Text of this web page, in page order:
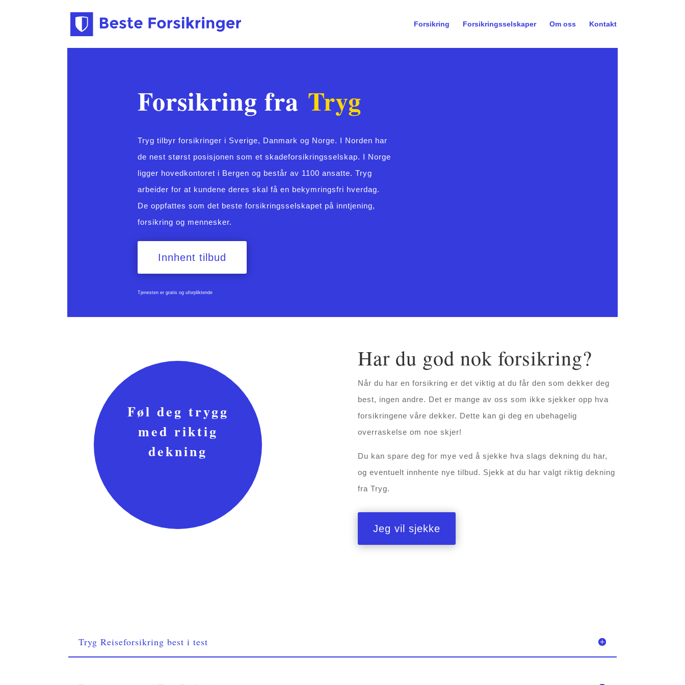
Forsikring Forsikringsselskaper Om oss Kontakt
Forsikring fra Tryg
Tryg tilbyr forsikringer i Sverige, Danmark og Norge. I Norden har
de nest størst posisjonen som et skadeforsikringsselskap. I Norge
ligger hovedkontoret i Bergen og består av 1100 ansatte. Tryg
arbeider for at kundene deres skal få en bekymringsfri hverdag.
De oppfattes som det beste forsikringsselskapet på inntjening,
forsikring og mennesker.
Innhent tilbud
Tjenesten er gratis og uforpliktende
Føl deg trygg
med riktig
dekning
Har du god nok forsikring?
Når du har en forsikring er det viktig at du får den som dekker deg
best, ingen andre. Det er mange av oss som ikke sjekker opp hva
forsikringene våre dekker. Dette kan gi deg en ubehagelig
overraskelse om noe skjer!
Du kan spare deg for mye ved å sjekke hva slags dekning du har,
og eventuelt innhente nye tilbud. Sjekk at du har valgt riktig dekning
fra Tryg.
Jeg vil sjekke
Tryg Reiseforsikring best i test